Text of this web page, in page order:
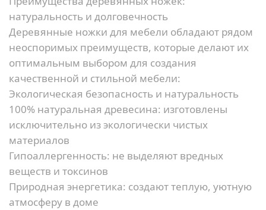
натуральность и долговечность
Деревянные ножки для мебели обладают рядом
неоспоримых преимуществ, которые делают их
оптимальным выбором для создания
качественной и стильной мебели:
Экологическая безопасность и натуральность
100% натуральная древесина: изготовлены
исключительно из экологически чистых
материалов
Гипоаллергенность: не выделяют вредных
веществ и токсинов
Природная энергетика: создают теплую, уютную
атмосферу в доме